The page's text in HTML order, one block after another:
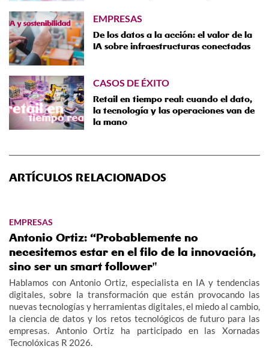
EMPRESAS
De los datos a la acción: el valor de la
IA sobre infraestructuras conectadas
CASOS DE ÉXITO
Retail en tiempo real: cuando el dato,
la tecnología y las operaciones van de
la mano
ARTÍCULOS RELACIONADOS
EMPRESAS
Antonio Ortiz: “Probablemente no
necesitemos estar en el filo de la innovación,
sino ser un smart follower"
Hablamos con Antonio Ortiz, especialista en IA y tendencias
digitales, sobre la transformación que están provocando las
nuevas tecnologías y herramientas digitales, el miedo al cambio,
la ciencia de datos y los retos tecnológicos de futuro para las
empresas. Antonio Ortiz ha participado en las Xornadas
Tecnolóxicas R 2026.